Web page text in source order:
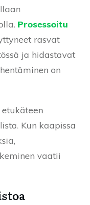
Prosessoitu
rasvat
ja hidastavat
on
Kun kaapissa
vaatii